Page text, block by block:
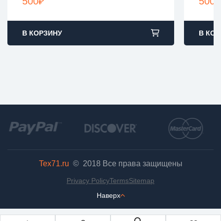
В КОРЗИНУ В
Tex71.ru © 2018 Все права защищены
Наверх
Privacy PolicyTermsSitemap